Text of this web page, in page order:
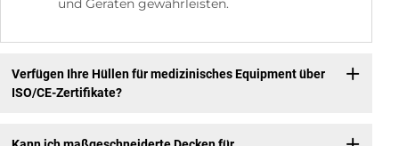
und Geräten gewährleisten.
Verfügen Ihre Hüllen für medizinisches Equipment über
ISO/CE-Zertifikate?